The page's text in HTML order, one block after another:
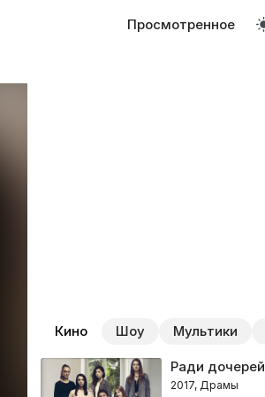
Просмотренное
Кино Шоу Мультики
Ради дочерей
2017, Драмы